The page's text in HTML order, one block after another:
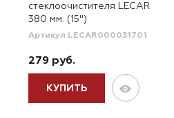
стеклоочистителя LECAR
380 мм. (15")
Артикул LECAR000031701
279 руб.
КУПИТЬ